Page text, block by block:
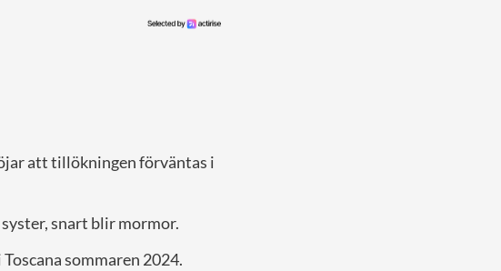
att tillökningen förväntas i
snart blir mormor.
Toscana sommaren 2024.